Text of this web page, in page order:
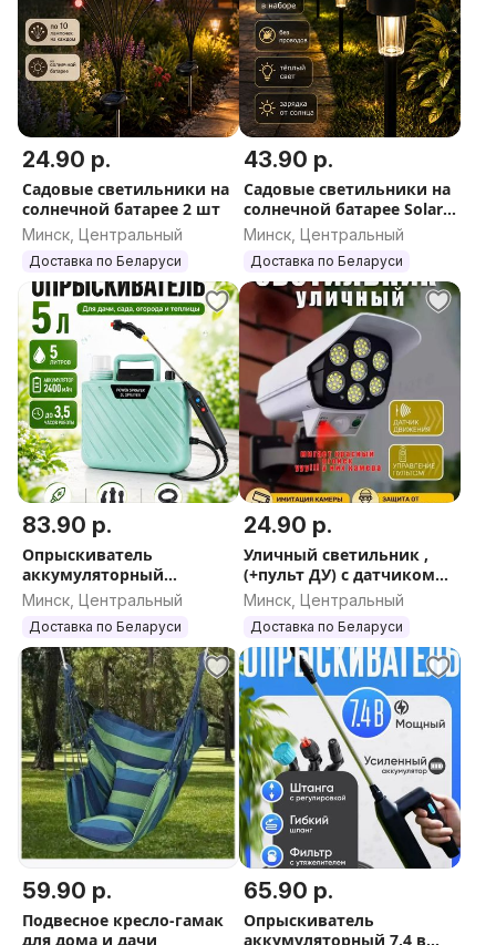
24.90 р.
Садовые светильники на
солнечной батарее 2 шт
Минск, Центральный
Доставка по Беларуси
43.90 р.
Садовые светильники на
солнечной батарее Solar
Garden, 12 шт
Минск, Центральный
Доставка по Беларуси
83.90 р.
Опрыскиватель
аккумуляторный
садовый 5 л с USB
зарядкой
Минск, Центральный
Доставка по Беларуси
24.90 р.
Уличный светильник ,
(+пульт ДУ) с датчиком
движения на солнечной
батарее (муляж камеры)
HG-2155
Минск, Центральный
Доставка по Беларуси
59.90 р.
Подвесное кресло-гамак
для дома и дачи
65.90 р.
Опрыскиватель
аккумуляторный 7,4 в